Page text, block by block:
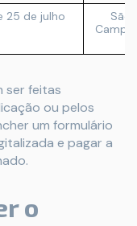
25 de julho
São
ser feitas
ou pelos
um formulário
e pagar a
o